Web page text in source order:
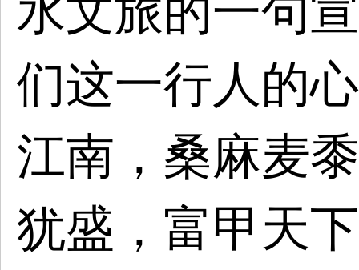
水文旅的一句
们这一行人的
江南，桑麻麦
犹盛，富甲天